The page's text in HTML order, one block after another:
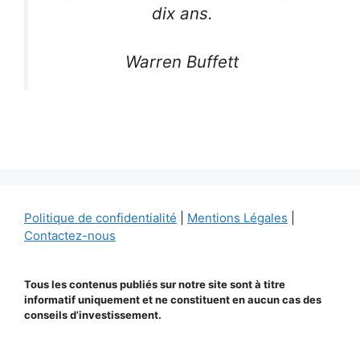
dix ans.
Warren Buffett
Politique de confidentialité Mentions Légales
Contactez-nous
Tous les contenus publiés sur notre site sont à titre
informatif uniquement et ne constituent en aucun cas des
conseils d’investissement.